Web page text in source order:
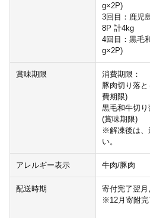
g×2P)
3回目：鹿児
8P 計4kg
4回目：黒毛
g×2P)
賞味期限
消費期限：
豚肉切り落
費期限)
黒毛和牛切り
(賞味期限)
※解凍後は、
い。
アレルギー表示 牛肉/豚肉
配送時期
寄付完了翌
※12月寄附完